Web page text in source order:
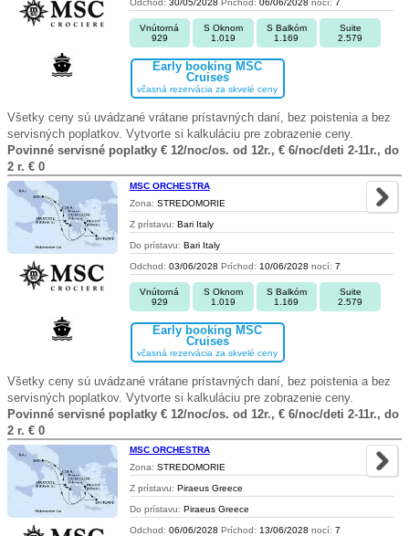
Odchod: 30/05/2028 Príchod: 06/06/2028 nocí: 7
Vnútorná
929
S Oknom
1.019
S Balkóm
1.169
Suite
2.579
Early booking MSC
Cruises
včasná rezervácia za skvelé ceny
Všetky ceny sú uvádzané vrátane prístavných daní, bez poistenia a bez
servisných poplatkov. Vytvorte si kalkuláciu pre zobrazenie ceny.
Povinné servisné poplatky € 12/noc/os. od 12r., € 6/noc/deti 2-11r., do
2 r. € 0
MSC ORCHESTRA
Zona: STREDOMORIE
Z prístavu: Bari Italy
Do prístavu: Bari Italy
Odchod: 03/06/2028 Príchod: 10/06/2028 nocí: 7
Vnútorná
929
S Oknom
1.019
S Balkóm
1.169
Suite
2.579
Early booking MSC
Cruises
včasná rezervácia za skvelé ceny
Všetky ceny sú uvádzané vrátane prístavných daní, bez poistenia a bez
servisných poplatkov. Vytvorte si kalkuláciu pre zobrazenie ceny.
Povinné servisné poplatky € 12/noc/os. od 12r., € 6/noc/deti 2-11r., do
2 r. € 0
MSC ORCHESTRA
Zona: STREDOMORIE
Z prístavu: Piraeus Greece
Do prístavu: Piraeus Greece
Odchod: 06/06/2028 Príchod: 13/06/2028 nocí: 7